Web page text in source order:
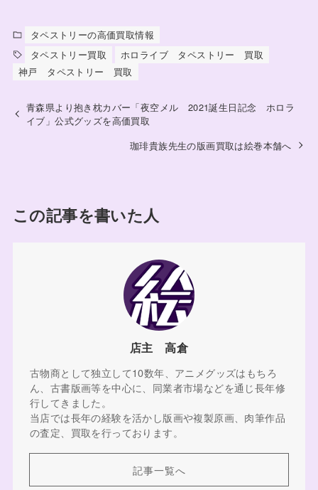
タペストリーの高価買取情報
タペストリー買取
ホロライブ タペストリー 買取
神戸 タペストリー 買取
青森県より抱き枕カバー「夜空メル 2021誕生日記念 ホロラ
イブ」公式グッズを高価買取
珈琲貴族先生の版画買取は絵巻本舗へ
この記事を書いた人
店主 高倉
古物商として独立して10数年、アニメグッズはもちろ
ん、古書版画等を中心に、同業者市場などを通じ長年修
行してきました。
当店では長年の経験を活かし版画や複製原画、肉筆作品
の査定、買取を行っております。
記事一覧へ